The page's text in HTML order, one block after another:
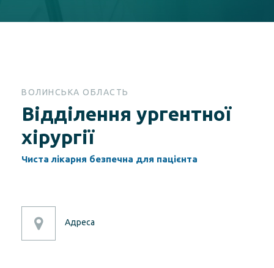
ВОЛИНСЬКА ОБЛАСТЬ
Відділення ургентної
хірургії
Чиста лікарня безпечна для пацієнта
Адреса